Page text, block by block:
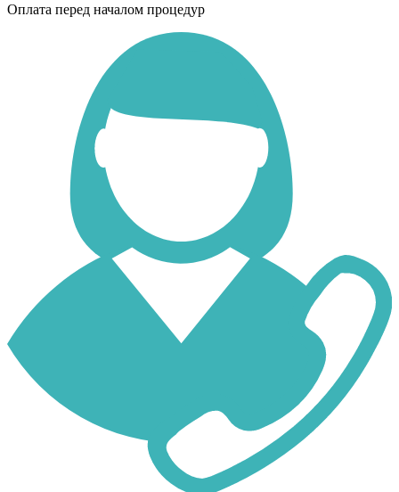
Оплата перед началом процедур